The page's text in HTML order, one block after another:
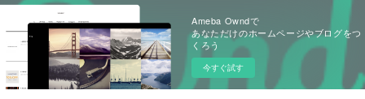
Ameba Owndで
あなただけのホームページやブログをつ
くろう
今すぐ試す